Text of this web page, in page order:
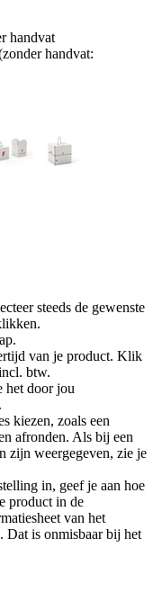
handvat
handvat:
steeds de gewenste
van je product. Klik
btw.
het door jou
kiezen, zoals een
afronden. Als bij een
zijn weergegeven, zie je
in, geef je aan hoe
product in de
van het
Dat is onmisbaar bij het